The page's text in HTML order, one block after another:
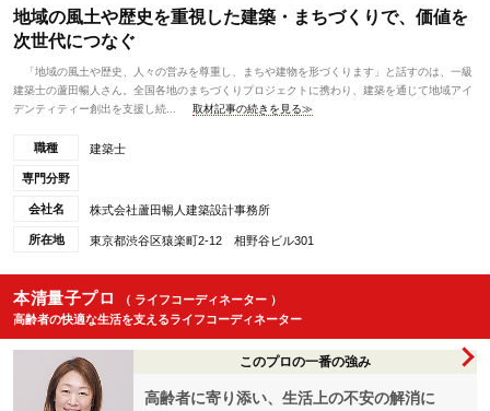
地域の風土や歴史を重視した建築・まちづくりで、価値を
次世代につなぐ
「地域の風土や歴史、人々の営みを尊重し、まちや建物を形づくります」と話すのは、一級
建築士の蘆田暢人さん。全国各地のまちづくりプロジェクトに携わり、建築を通じて地域アイ
デンティティー創出を支援し続...
取材記事の続きを見る≫
職種 建築士
専門分野
会社名 株式会社蘆田暢人建築設計事務所
所在地 東京都渋谷区猿楽町2-12 相野谷ビル301
本清量子プロ
（ ライフコーディネーター ）
高齢者の快適な生活を支えるライフコーディネーター
このプロの一番の強み
高齢者に寄り添い、生活上の不安の解消に